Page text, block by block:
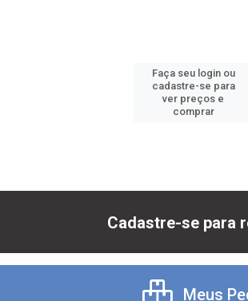
Faça seu login ou
cadastre-se para
ver preços e
comprar
Cadastre-se para
Meus